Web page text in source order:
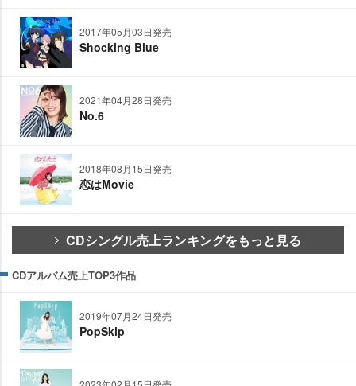
2017年05月03日発売
Shocking Blue
2021年04月28日発売
No.6
2018年08月15日発売
恋はMovie
CDシングル売上ランキングをもっと見る
CDアルバム売上TOP3作品
2019年07月24日発売
PopSkip